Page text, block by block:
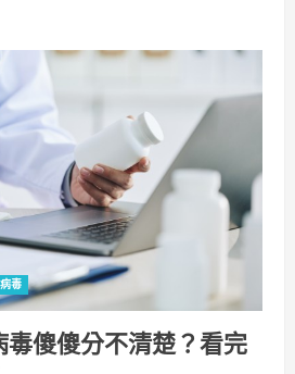
毒
傻傻分不清楚？看完